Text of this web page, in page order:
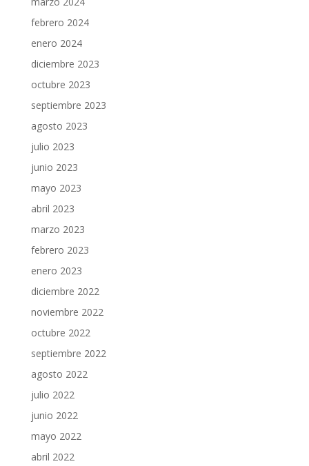
febrero 2024
enero 2024
diciembre 2023
octubre 2023
septiembre 2023
agosto 2023
julio 2023
junio 2023
mayo 2023
abril 2023
marzo 2023
febrero 2023
enero 2023
diciembre 2022
noviembre 2022
octubre 2022
septiembre 2022
agosto 2022
julio 2022
junio 2022
mayo 2022
abril 2022